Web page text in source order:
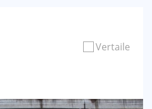
Vertaile